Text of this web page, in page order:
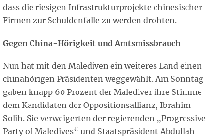
dass die riesigen Infrastrukturprojekte chinesischer
Firmen zur Schuldenfalle zu werden drohten.
Gegen China-Hörigkeit und Amtsmissbrauch
Nun hat mit den Malediven ein weiteres Land einen
chinahörigen Präsidenten weggewählt. Am Sonntag
gaben knapp 60 Prozent der Malediver ihre Stimme
dem Kandidaten der Oppositionsallianz, Ibrahim
Solih. Sie verweigerten der regierenden „Progressive
Party of Maledives“ und Staatspräsident Abdullah